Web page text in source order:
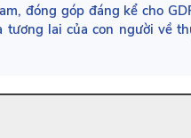
đóng góp đáng kể cho
lai của con người về